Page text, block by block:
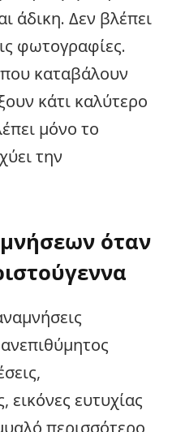
άδικη. Δεν βλέπει
φωτογραφίες.
καταβάλουν
κάτι καλύτερο
μόνο το
την
όταν
εικόνες ευτυχίας
περισσότερο